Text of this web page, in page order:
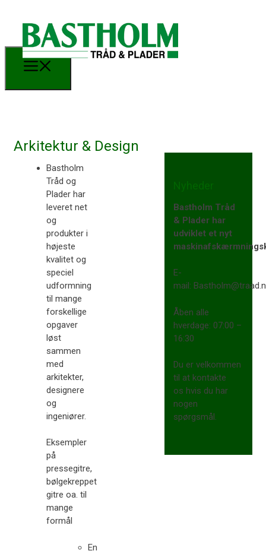
Arkitektur & Design
Bastholm
Tråd og
Plader har
leveret net
og
produkter i
højeste
kvalitet og
speciel
udformning
til mange
forskellige
opgaver
løst
sammen
med
arkitekter,
designere
og
ingeniører.
Eksempler
på
pressegitre,
bølgekreppet
gitre oa. til
mange
formål​
En
Nyheder
Bastholm Tråd
& Plader har
udviklet et nyt
E-
mail:
​Åben alle
hverdage: 07:00 –
16:30​
Du er velkommen
til at kontakte
os hvis du har
nogen
spørgsmål.